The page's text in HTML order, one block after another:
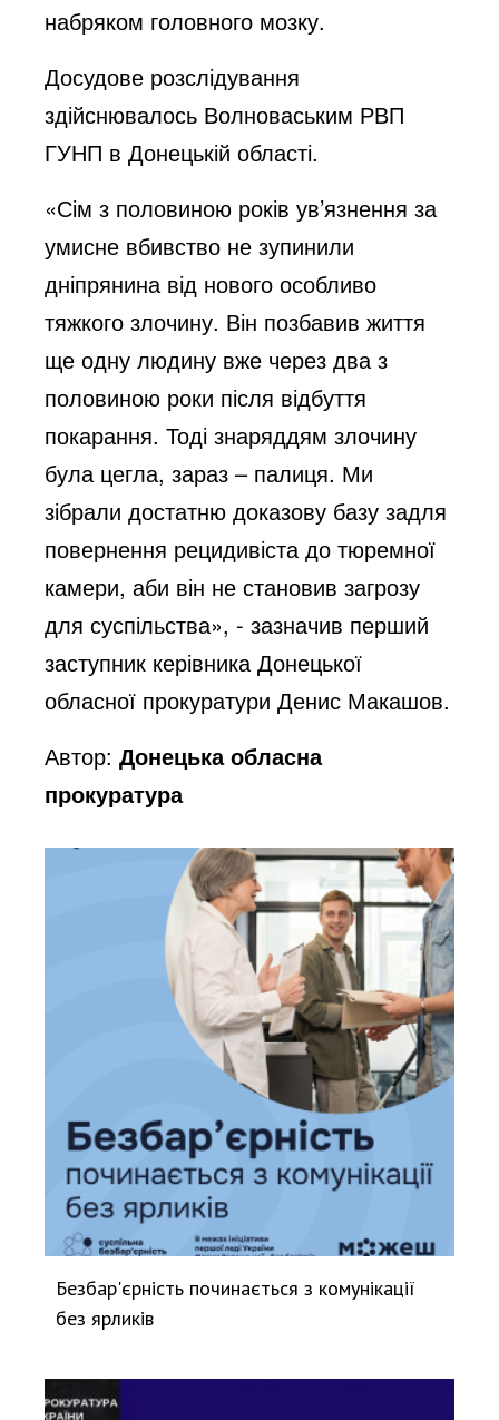
набряком головного мозку.
Досудове розслідування
здійснювалось Волноваським РВП
ГУНП в Донецькій області.
«Сім з половиною років ув’язнення за
умисне вбивство не зупинили
дніпрянина від нового особливо
тяжкого злочину. Він позбавив життя
ще одну людину вже через два з
половиною роки після відбуття
покарання. Тоді знаряддям злочину
була цегла, зараз – палиця. Ми
зібрали достатню доказову базу задля
повернення рецидивіста до тюремної
камери, аби він не становив загрозу
для суспільства», - зазначив перший
заступник керівника Донецької
обласної прокуратури Денис Макашов.
Автор:Донецька обласна
прокуратура
Безбар'єрність починається з комунікації
без ярликів